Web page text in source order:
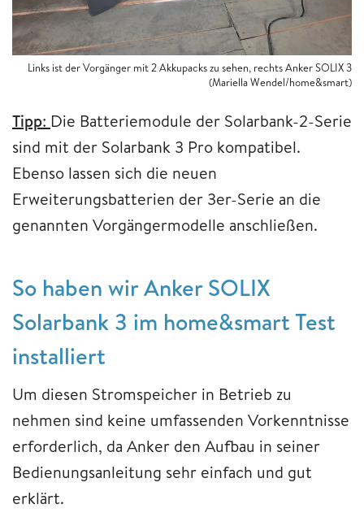
Links ist der Vorgänger mit 2 Akkupacks zu sehen, rechts Anker SOLIX 3
(Mariella Wendel/home&smart)
Tipp: ​ Die Batteriemodule der Solarbank-2-Serie
sind mit der Solarbank 3 Pro kompatibel.
Ebenso lassen sich die neuen
Erweiterungsbatterien der 3er-Serie an die
genannten Vorgängermodelle anschließen.
So haben wir Anker SOLIX
Solarbank 3 im home&smart Test
installiert
Um diesen Stromspeicher in Betrieb zu
nehmen sind keine umfassenden Vorkenntnisse
erforderlich, da Anker den Aufbau in seiner
Bedienungsanleitung sehr einfach und gut
erklärt.